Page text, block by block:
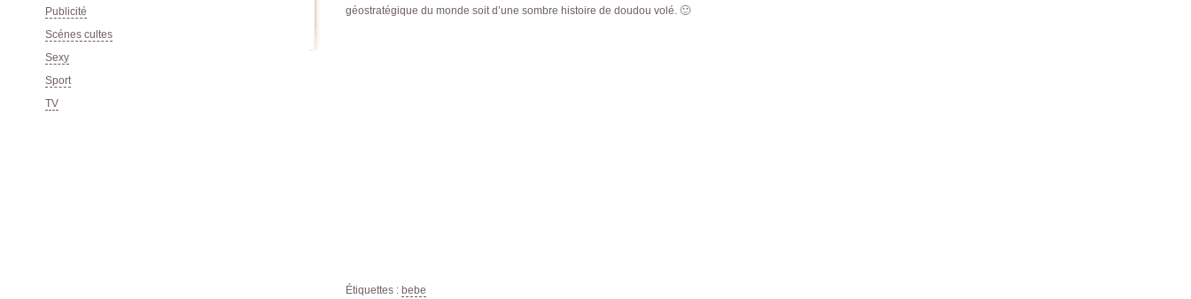
géostratégique du monde soit d’une sombre histoire de doudou volé. 🙂
Étiquettes : bebe
Publicité
Scénes cultes
Sexy
Sport
TV